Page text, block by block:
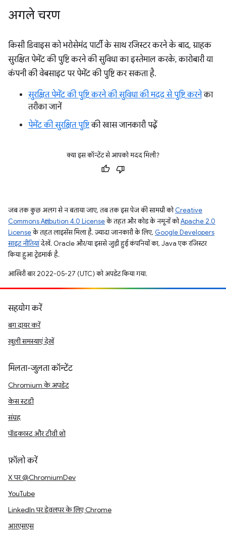
अगले चरण
किसी डिवाइस को भरोसेमंद पार्टी के साथ रजिस्टर करने के बाद, ग्राहक
सुरक्षित पेमेंट की पुष्टि करने की सुविधा का इस्तेमाल करके, कारोबारी या
कंपनी की वेबसाइट पर पेमेंट की पुष्टि कर सकता है.
सुरक्षित पेमेंट की पुष्टि करने की सुविधा की मदद से पुष्टि करनेका
तरीका जानें
पेमेंट की सुरक्षित पुष्टिकी खास जानकारी पढ़ें
क्या इस कॉन्टेंट से आपको मदद मिली?
जब तक कुछ अलग से न बताया जाए, तब तक इस पेज की सामग्री कोCreative
Commons Attribution 4.0 Licenseके तहत और कोड के नमूनों कोApache 2.0
Licenseके तहत लाइसेंस मिला है. ज़्यादा जानकारी के लिए, Google Developers
साइट नीतियांदेखें. Oracle और/या इससे जुड़ी हुई कंपनियों का, Java एक रजिस्टर
किया हुआ ट्रेडमार्क है.
आखिरी बार 2022-05-27 (UTC) को अपडेट किया गया.
सहयोग करें
बग दायर करें
खुली समस्याएं देखें
मिलता-जुलता कॉन्टेंट
Chromium के अपडेट
केस स्टडी
संग्रह
पॉडकास्ट और टीवी शो
फ़ॉलो करें
X पर @ChromiumDev
YouTube
LinkedIn पर डेवलपर के लिए Chrome
आरएसएस